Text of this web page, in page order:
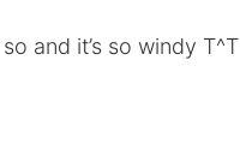
and it’s so windy T^T